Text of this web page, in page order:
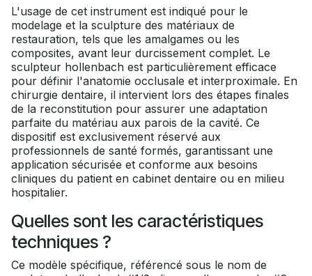
L'usage de cet instrument est indiqué pour le
modelage et la sculpture des matériaux de
restauration, tels que les amalgames ou les
composites, avant leur durcissement complet. Le
sculpteur hollenbach est particulièrement efficace
pour définir l'anatomie occlusale et interproximale. En
chirurgie dentaire, il intervient lors des étapes finales
de la reconstitution pour assurer une adaptation
parfaite du matériau aux parois de la cavité. Ce
dispositif est exclusivement réservé aux
professionnels de santé formés, garantissant une
application sécurisée et conforme aux besoins
cliniques du patient en cabinet dentaire ou en milieu
hospitalier.
Quelles sont les caractéristiques
techniques ?
Ce modèle spécifique, référencé sous le nom de